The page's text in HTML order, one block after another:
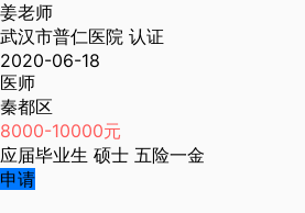
姜老师
武汉市普仁医院 认证
2020-06-18
医师
秦都区
8000-10000元
应届毕业生 硕士 五险一金
申请